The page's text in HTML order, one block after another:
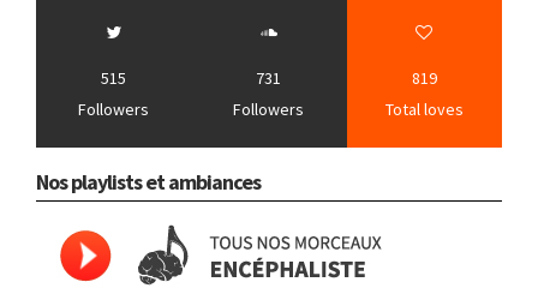
515
Followers
731
Followers
819
Total loves
Nos playlists et ambiances